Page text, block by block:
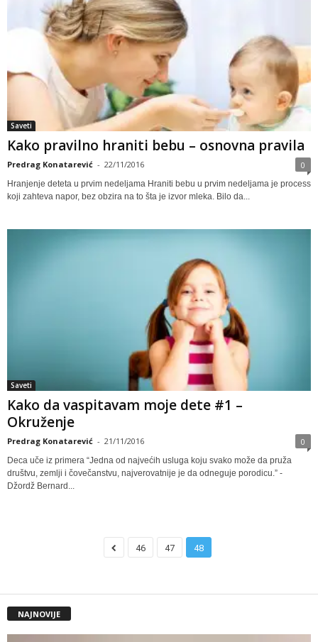
Saveti
Kako pravilno hraniti bebu – osnovna pravila
Predrag Konatarević - 22/11/2016 0
Hranjenje deteta u prvim nedeljama Hraniti bebu u prvim nedeljama je process
koji zahteva napor, bez obzira na to šta je izvor mleka. Bilo da...
Saveti
Kako da vaspitavam moje dete #1 –
Okruženje
Predrag Konatarević - 21/11/2016 0
Deca uče iz primera “Jedna od najvećih usluga koju svako može da pruža
društvu, zemlji i čovečanstvu, najverovatnije je da odneguje porodicu.” -
Džordž Bernard...
46 47 48
NAJNOVIJE